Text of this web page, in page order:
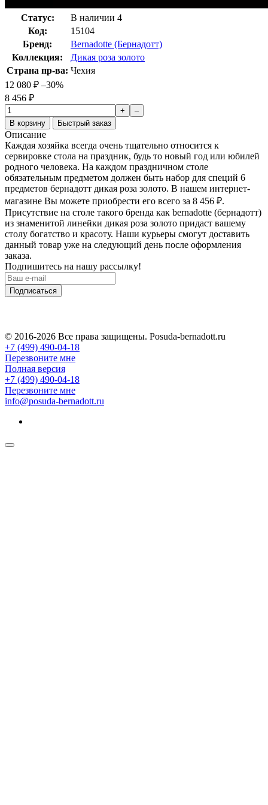
Статус: В наличии 4
Код:
15104
Бренд:
Bernadotte (Бернадотт)
Коллекция:
Дикая роза золото
Страна пр-ва: Чехия
12 080 ₽ –30%
8 456 ₽
+
–
В корзину
Быстрый заказ
Описание
Каждая хозяйка всегда очень тщательно относится к
сервировке стола на праздник, будь то новый год или юбилей
родного человека. На каждом праздничном столе
обязательным предметом должен быть набор для специй 6
предметов бернадотт дикая роза золото. В нашем интернет-
магазине Вы можете приобрести его всего за 8 456 ₽.
Присутствие на столе такого бренда как bernadotte (бернадотт)
из знаменитой линейки дикая роза золото придаст вашему
столу богатство и красоту. Наши курьеры смогут доставить
данный товар уже на следующий день после оформления
заказа.
Подпишитесь на нашу рассылку!
Подписаться
© 2016-2026 Все права защищены. Posuda-bernadott.ru
+7 (499) 490-04-18
Перезвоните мне
Полная версия
+7 (499) 490-04-18
Перезвоните мне
info@posuda-bernadott.ru